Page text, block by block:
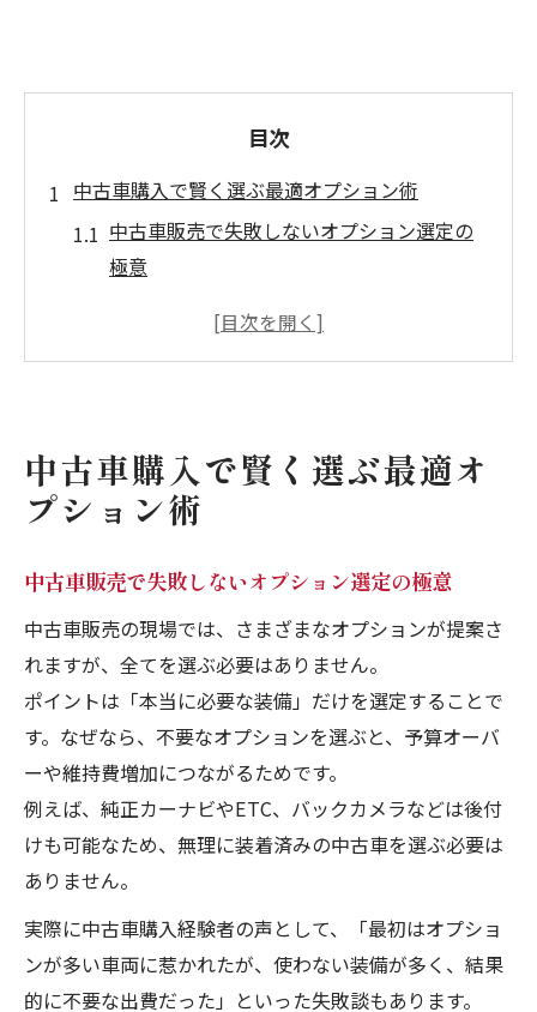
目次
中古車購入で賢く選ぶ最適オプション術
中古車販売で失敗しないオプション選定の
極意
中古車オプションおすすめ活用と注意点ま
中古車販売で後付け可能な装備の見極め方
本当に必要な中古車オプション見極め法
ツ
中古車オプションいらない装備の判断基準
中古車販売で必須なオプションの選び方
中古車販売で損しないオプション見極め術
中古車販売で必要性高い装備のチェック方
法
コスパで考える中古車販売の装備選定
中古車販売でコスパ重視のオプション選択
法
中古車オプション相場と費用最適化の秘訣
中古車販売でコーティングの必要性を検証
中古車購入で賢く選ぶ最適オ
プション術
中古車販売で失敗しないオプション選定の極意
中古車販売の現場では、さまざまなオプションが提案さ
れますが、全てを選ぶ必要はありません。
ポイントは「本当に必要な装備」だけを選定することで
す。なぜなら、不要なオプションを選ぶと、予算オーバ
ーや維持費増加につながるためです。
例えば、純正カーナビやETC、バックカメラなどは後付
けも可能なため、無理に装着済みの中古車を選ぶ必要は
ありません。
実際に中古車購入経験者の声として、「最初はオプショ
ンが多い車両に惹かれたが、使わない装備が多く、結果
的に不要な出費だった」といった失敗談もあります。